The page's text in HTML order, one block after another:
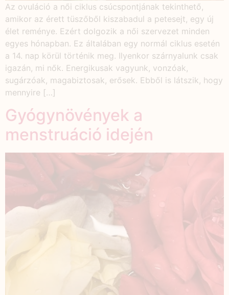
Az ovuláció a női ciklus csúcspontjának tekinthető,
amikor az érett tüszőből kiszabadul a petesejt, egy új
élet reménye. Ezért dolgozik a női szervezet minden
egyes hónapban. Ez általában egy normál ciklus esetén
a 14. nap körül történik meg. Ilyenkor szárnyalunk csak
igazán, mi nők. Energikusak vagyunk, vonzóak,
sugárzóak, magabiztosak, erősek. Ebből is látszik, hogy
mennyire […]
Gyógynövények a
menstruáció idején